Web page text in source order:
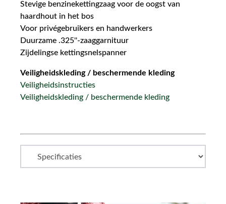
Stevige benzinekettingzaag voor de oogst van
haardhout in het bos
Voor privégebruikers en handwerkers
Duurzame .325''-zaaggarnituur
Zijdelingse kettingsnelspanner
Veiligheidskleding / beschermende kleding
Veiligheidsinstructies
Veiligheidskleding / beschermende kleding